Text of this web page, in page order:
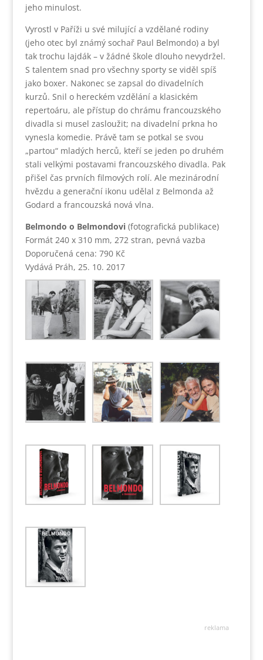
jeho minulost.
Vyrostl v Paříži u své milující a vzdělané rodiny
(jeho otec byl známý sochař Paul Belmondo) a byl
tak trochu lajdák – v žádné škole dlouho nevydržel.
S talentem snad pro všechny sporty se viděl spíš
jako boxer. Nakonec se zapsal do divadelních
kurzů. Snil o hereckém vzdělání a klasickém
repertoáru, ale přístup do chrámu francouzského
divadla si musel zasloužit; na divadelní prkna ho
vynesla komedie. Právě tam se potkal se svou
„partou“ mladých herců, kteří se jeden po druhém
stali velkými postavami francouzského divadla. Pak
přišel čas prvních filmových rolí. Ale mezinárodní
hvězdu a generační ikonu udělal z Belmonda až
Godard a francouzská nová vlna.
Belmondo o Belmondovi (fotografická publikace)
Formát 240 x 310 mm, 272 stran, pevná vazba
Doporučená cena: 790 Kč
Vydává Práh, 25. 10. 2017
reklama